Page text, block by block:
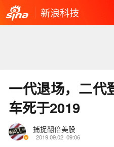
新浪科技
一代退场，二代
车死于2019
捕捉翻倍美股
2019.09.02 09:06